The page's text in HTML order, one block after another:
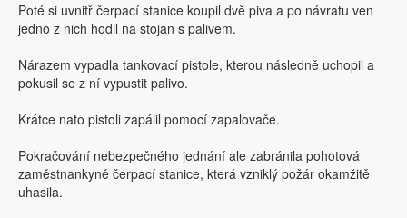
Poté si uvnitř čerpací stanice koupil dvě piva a po návratu ven
jedno z nich hodil na stojan s palivem.
Nárazem vypadla tankovací pistole, kterou následně uchopil a
pokusil se z ní vypustit palivo.
Krátce nato pistoli zapálil pomocí zapalovače.
Pokračování nebezpečného jednání ale zabránila pohotová
zaměstnankyně čerpací stanice, která vzniklý požár okamžitě
uhasila.